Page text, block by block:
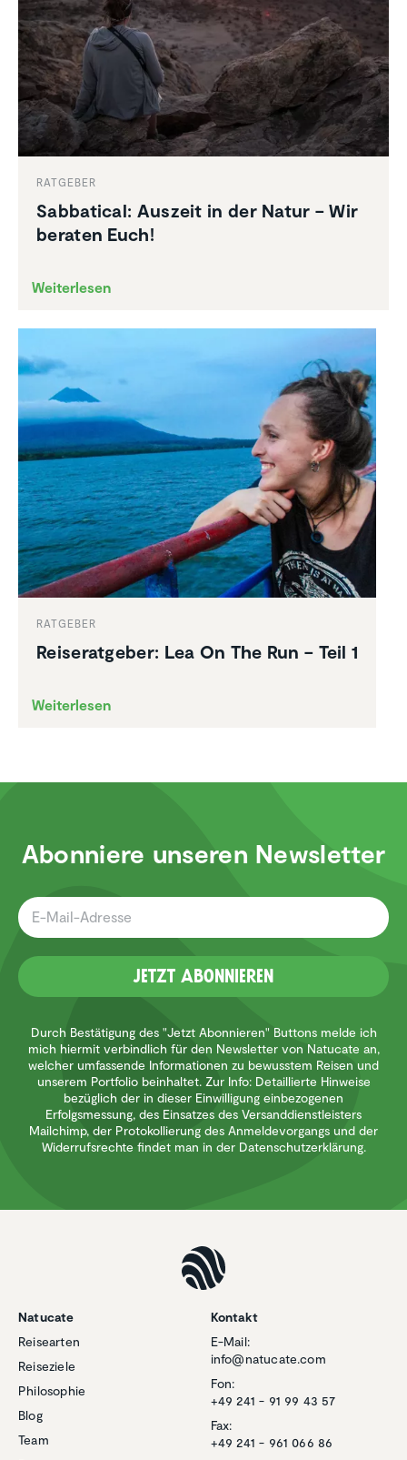
RATGEBER
Sabba­tical: Auszeit in der Natur – Wir
beraten Euch!
Weiterlesen
RATGEBER
Reise­rat­geber: Lea On The Run – Teil 1
Weiterlesen
Abonniere unseren Newsletter
Jetzt Abonnieren
Durch Bestätigung des "Jetzt Abonnieren" Buttons melde ich
mich hiermit verbindlich für den Newsletter von Natucate an,
welcher umfassende Informationen zu bewusstem Reisen und
unserem Portfolio beinhaltet. Zur Info: Detaillierte Hinweise
bezüglich der in dieser Einwilligung einbezogenen
Erfolgsmessung, des Einsatzes des Versanddienstleisters
Mailchimp, der Protokollierung des Anmeldevorgangs und der
Widerrufsrechte findet man in der Datenschutzerklärung.
Natucate
Reisearten
Reiseziele
Philosophie
Blog
Team
Kontakt
E-Mail:
info@natucate.com
Fon:
+49 241 - 91 99 43 57
Fax:
+49 241 - 961 066 86